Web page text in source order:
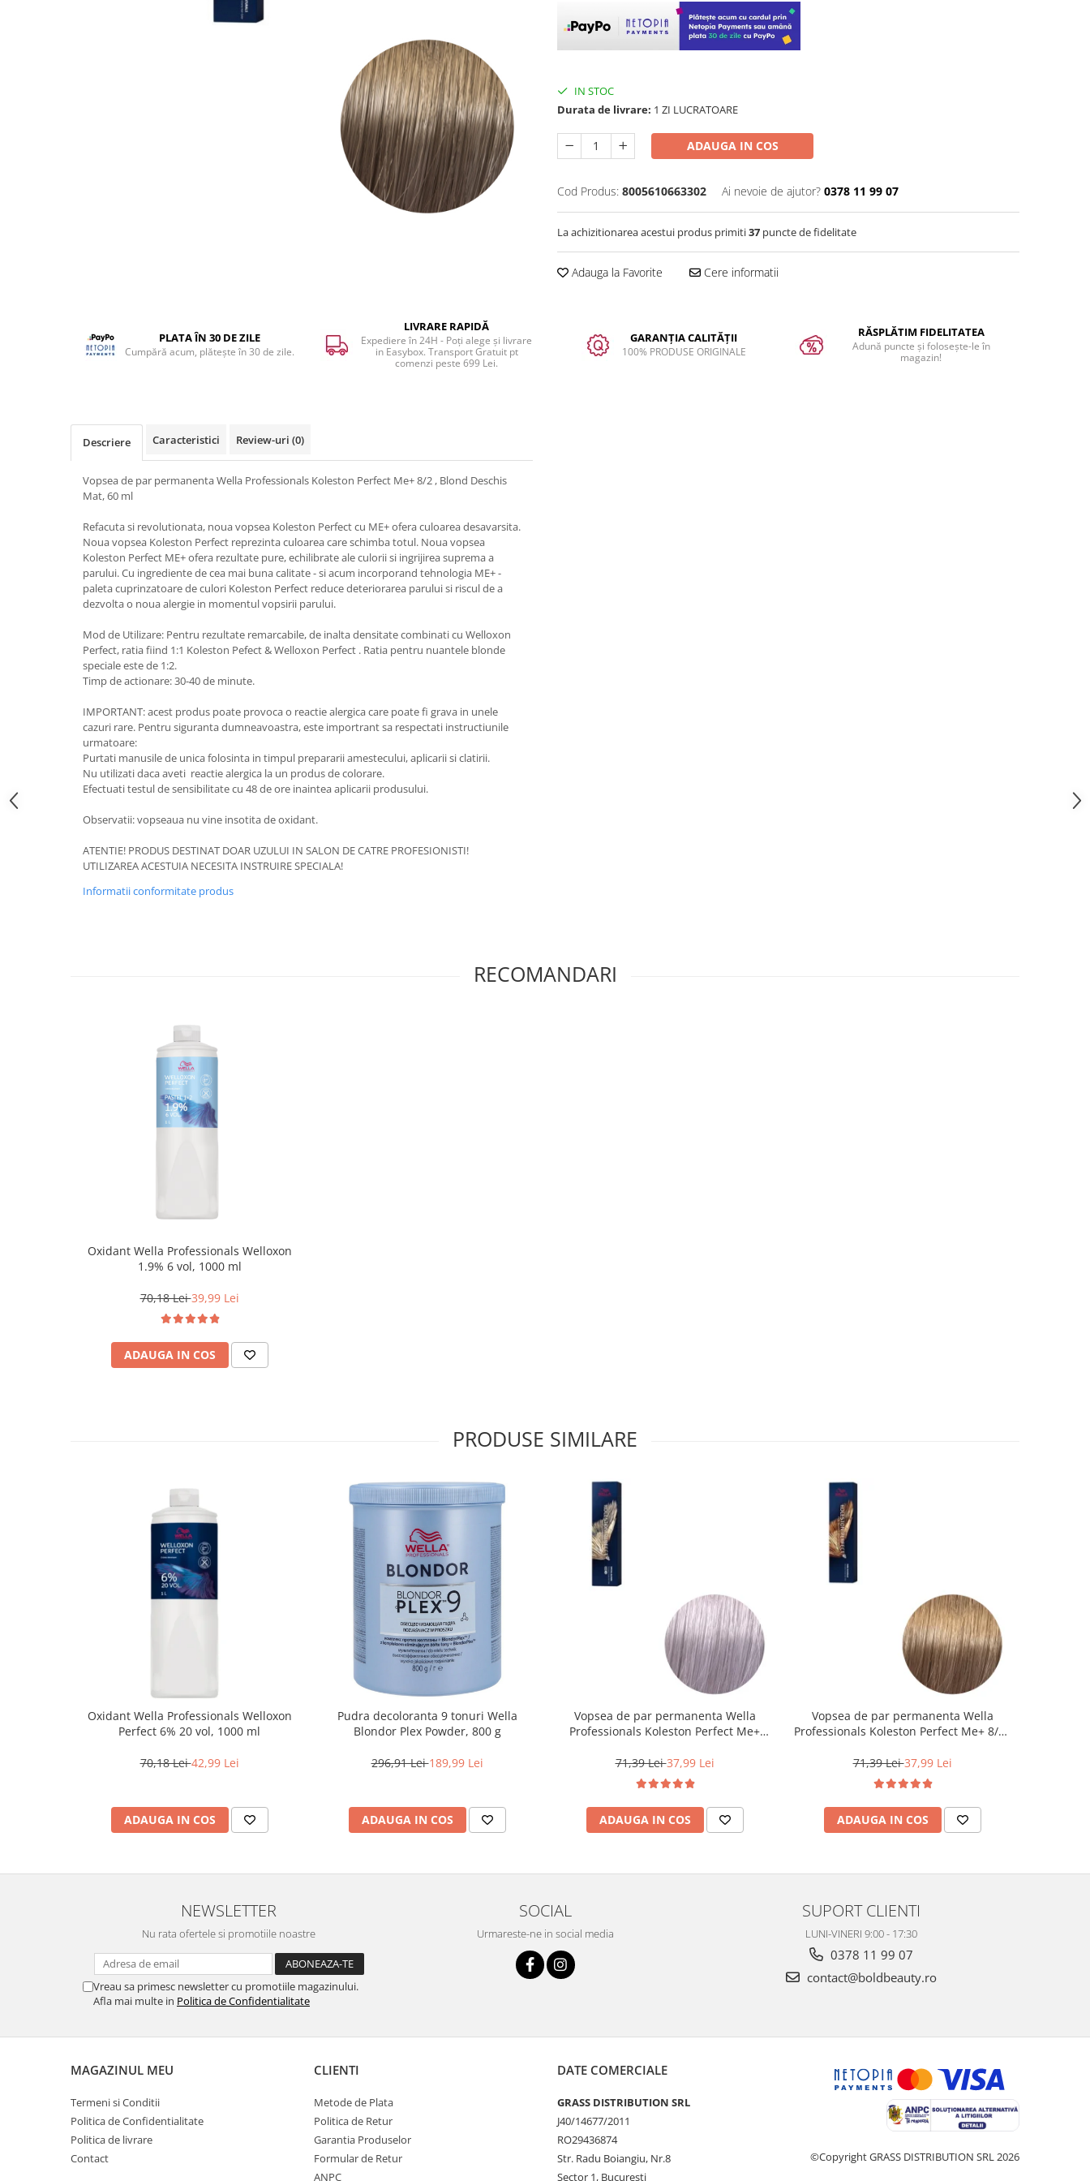
IN STOC
Durata de livrare: 1 ZI LUCRATOARE
ADAUGA IN COS
Cod Produs: 8005610663302 Ai nevoie de ajutor? 0378 11 99 07
La achizitionarea acestui produs primiti37 puncte de fidelitate
Adauga la Favorite Cere informatii
PLATA ÎN 30 DE ZILE
Cumpără acum, plătește în 30 de zile.
LIVRARE RAPIDĂ
Expediere în 24H - Poți alege și livrare
in Easybox. Transport Gratuit pt
comenzi peste 699 Lei.
GARANȚIA CALITĂȚII
100% PRODUSE ORIGINALE
RĂSPLĂTIM FIDELITATEA
Adună puncte și folosește-le în
magazin!
Descriere Caracteristici Review-uri (0)
Vopsea de par permanenta Wella Professionals Koleston Perfect Me+ 8/2 , Blond Deschis
Mat, 60 ml
Refacuta si revolutionata, noua vopsea Koleston Perfect cu ME+ ofera culoarea desavarsita.
Noua vopsea Koleston Perfect reprezinta culoarea care schimba totul. Noua vopsea
Koleston Perfect ME+ ofera rezultate pure, echilibrate ale culorii si ingrijirea suprema a
parului. Cu ingrediente de cea mai buna calitate - si acum incorporand tehnologia ME+ -
paleta cuprinzatoare de culori Koleston Perfect reduce deteriorarea parului si riscul de a
dezvolta o noua alergie in momentul vopsirii parului.
Mod de Utilizare: Pentru rezultate remarcabile, de inalta densitate combinati cu Welloxon
Perfect, ratia fiind 1:1 Koleston Pefect & Welloxon Perfect . Ratia pentru nuantele blonde
speciale este de 1:2.
Timp de actionare: 30-40 de minute.
IMPORTANT: acest produs poate provoca o reactie alergica care poate fi grava in unele
cazuri rare. Pentru siguranta dumneavoastra, este importrant sa respectati instructiunile
urmatoare:
Purtati manusile de unica folosinta in timpul prepararii amestecului, aplicarii si clatirii.
Nu utilizati daca aveti reactie alergica la un produs de colorare.
Efectuati testul de sensibilitate cu 48 de ore inaintea aplicarii produsului.
Observatii: vopseaua nu vine insotita de oxidant.
ATENTIE! PRODUS DESTINAT DOAR UZULUI IN SALON DE CATRE PROFESIONISTI!
UTILIZAREA ACESTUIA NECESITA INSTRUIRE SPECIALA!
Informatii conformitate produs
RECOMANDARI
Oxidant Wella Professionals Welloxon
1.9% 6 vol, 1000 ml
70,18 Lei39,99 Lei
ADAUGA IN COS
PRODUSE SIMILARE
Oxidant Wella Professionals Welloxon
Perfect 6% 20 vol, 1000 ml
70,18 Lei42,99 Lei
ADAUGA IN COS
Pudra decoloranta 9 tonuri Wella
Blondor Plex Powder, 800 g
296,91 Lei189,99 Lei
ADAUGA IN COS
Vopsea de par permanenta Wella
Professionals Koleston Perfect Me+
60 ml
71,39 Lei37,99 Lei
ADAUGA IN COS
Vopsea de par permanenta Wella
Professionals Koleston Perfect Me+ 8/0 ,
71,39 Lei37,99 Lei
ADAUGA IN COS
NEWSLETTER
Nu rata ofertele si promotiile noastre
Vreau sa primesc newsletter cu promotiile magazinului.
Afla mai multe in Politica de Confidentialitate
SOCIAL
Urmareste-ne in social media
SUPORT CLIENTI
LUNI-VINERI 9:00 - 17:30
0378 11 99 07
contact@boldbeauty.ro
MAGAZINUL MEU
Termeni si Conditii
Politica de Confidentialitate
Politica de livrare
Contact
CLIENTI
Metode de Plata
Politica de Retur
Garantia Produselor
Formular de Retur
ANPC
DATE COMERCIALE
GRASS DISTRIBUTION SRL
J40/14677/2011
RO29436874
Str. Radu Boiangiu, Nr.8
Sector 1, Bucuresti
©Copyright GRASS DISTRIBUTION SRL 2026